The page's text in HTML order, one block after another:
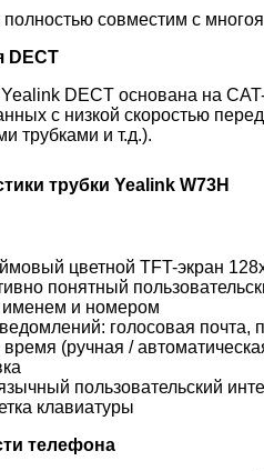
полностью совместим с
DECT
DECT основана на
с низкой скоростью
трубками и т.д.).
трубки Yealink W73H
цветной TFT-экран
понятный
и номером
голосовая
(ручная /
пользовательский
клавиатуры
телефона